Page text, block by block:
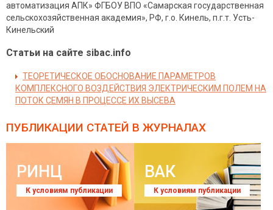
автоматизация АПК» ФГБОУ ВПО «Самарская государственная
сельскохозяйственная академия», РФ, г.о. Кинель, п.г.т. Усть-
Кинельский
Статьи на сайте sibac.info
ТЕОРЕТИЧЕСКОЕ ОБОСНОВАНИЕ ПАРАМЕТРОВ
КОМПЛЕКСНОГО ВОЗДЕЙСТВИЯ ЭЛЕКТРИЧЕСКИМ ПОЛЕМ НА
ПОТОК СЕМЯН В ПРОЦЕССЕ ИХ ВЫСЕВА
ПУБЛИКАЦИИ СТАТЕЙ В ЖУРНАЛАХ
РИНЦ
К условиям публикации
ВАК
К условиям публикации